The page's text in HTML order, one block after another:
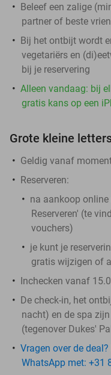
Beleef een zalige
partner of beste
Bij het ontbijt wordt
vegetariërs en
bij je reservering
Alleen vandaag: bij
gratis kans op een
Grote kleine
Geldig vanaf
Reserveren:
na aankoop online
Reserveren' (te
vouchers)
je kunt je
gratis wijzigen of
Inchecken vanaf
De check-in, het
nacht) en de spa
(tegenover Dukes'
Vragen over de
WhatsApp met: +31